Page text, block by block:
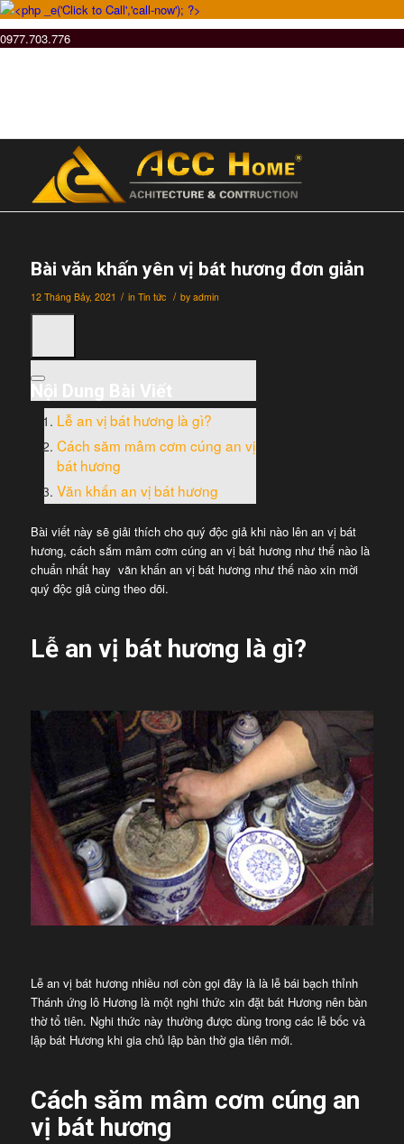
0977.703.776
Bài văn khấn yên vị bát hương đơn giản
12 Tháng Bảy, 2021 / in Tin tức / by admin
Lễ an vị bát hương là gì?
Cách săm mâm cơm cúng an vị
bát hương
Văn khấn an vị bát hương
Bài viết này sẽ giải thích cho quý độc giả khi nào lên an vị bát
hương, cách sắm mâm cơm cúng an vị bát hương như thế nào là
chuẩn nhất hay văn khấn an vị bát hương như thế nào xin mời
quý độc giả cùng theo dõi.
Lễ an vị bát hương là gì?
Lễ an vị bát hương nhiều nơi còn gọi đây là là lễ bái bạch thỉnh
Thánh ứng lô Hương là một nghi thức xin đặt bát Hương nên bàn
thờ tổ tiên. Nghi thức này thường được dùng trong các lễ bốc và
lập bát Hương khi gia chủ lập bàn thờ gia tiên mới.
Cách săm mâm cơm cúng an
vị bát hương